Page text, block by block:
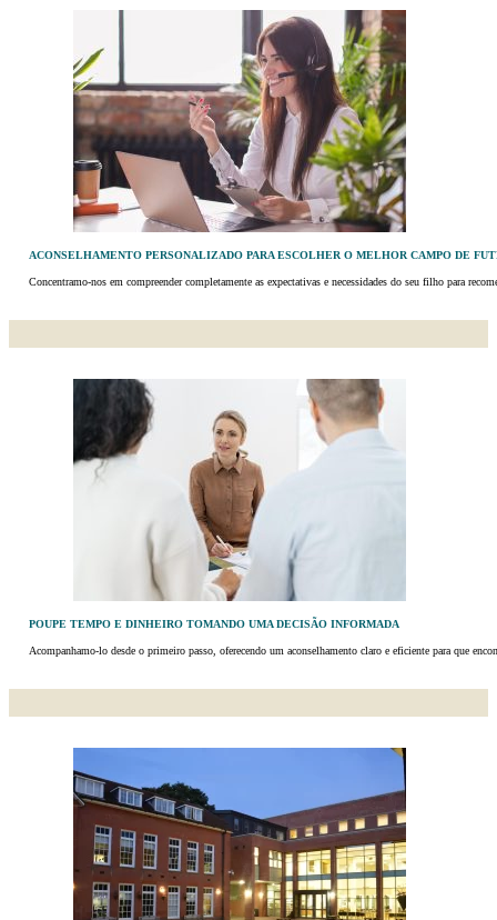
ACONSELHAMENTO PERSONALIZADO PARA ESCOLHER O MELHOR CAMPO DE
Concentramo-nos em compreender completamente as expectativas e necessidades do seu filho para
POUPE TEMPO E DINHEIRO TOMANDO UMA DECISÃO INFORMADA
Acompanhamo-lo desde o primeiro passo, oferecendo um aconselhamento claro e eficiente para que